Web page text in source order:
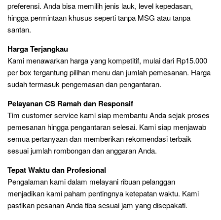
preferensi. Anda bisa memilih jenis lauk, level kepedasan,
hingga permintaan khusus seperti tanpa MSG atau tanpa
santan.
Harga Terjangkau
Kami menawarkan harga yang kompetitif, mulai dari Rp15.000
per box tergantung pilihan menu dan jumlah pemesanan. Harga
sudah termasuk pengemasan dan pengantaran.
Pelayanan CS Ramah dan Responsif
Tim customer service kami siap membantu Anda sejak proses
pemesanan hingga pengantaran selesai. Kami siap menjawab
semua pertanyaan dan memberikan rekomendasi terbaik
sesuai jumlah rombongan dan anggaran Anda.
Tepat Waktu dan Profesional
Pengalaman kami dalam melayani ribuan pelanggan
menjadikan kami paham pentingnya ketepatan waktu. Kami
pastikan pesanan Anda tiba sesuai jam yang disepakati.